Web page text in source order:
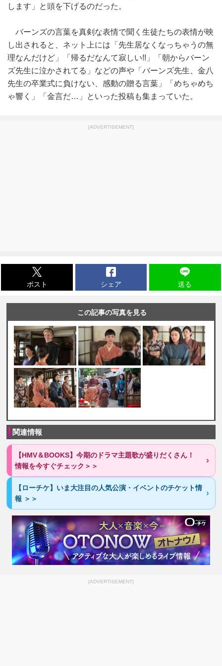
します」と頭を下げるのだった。
バーンズの言葉を真剣な表情で聞く生徒たちの表情が映
し出されると、ネット上には「先生居なくなっちゃうの無
理なんだけど」「帰るだなんて寂しい!!」「朝からバーン
ズ先生に泣かされてる」などの声や「バーンズ先生、金八
先生の卒業式に負けない、感動の贈る言葉」「めちゃめち
ゃ響く」「金言だ…」といった投稿も集まっていた。
[ADVERTISEMENT]
ポスト シェア 送る
この記事の写真を見る
関連情報
【HMV＆BOOKS】今期のドラマ主題歌が盛りだくさん！
情報を今すぐチェック＞＞
【ローチケ】いま大注目の人気公演・イベントのチケット情
報 ＞＞
[ADVERTISEMENT]